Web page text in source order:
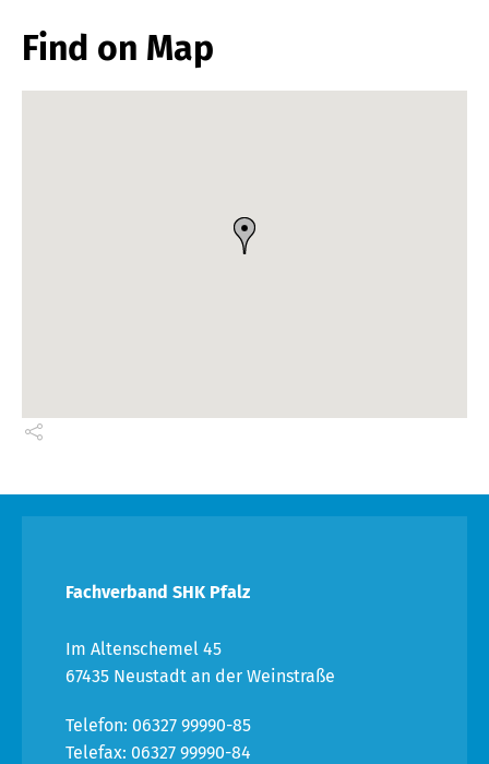
Find on Map
Fachverband SHK Pfalz
Im Altenschemel 45
67435 Neustadt an der Weinstraße
Telefon: 06327 99990-85
Telefax: 06327 99990-84